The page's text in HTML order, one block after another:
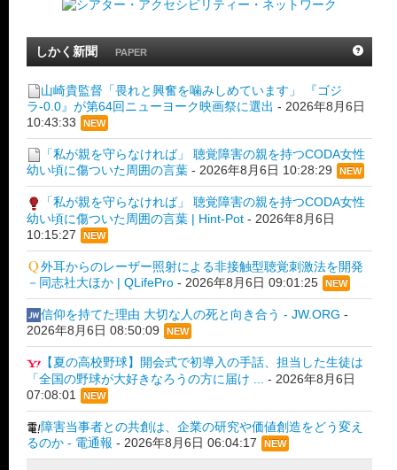
しかく新聞 PAPER
山崎貴監督「畏れと興奮を噛みしめています」 『ゴジ
ラ-0.0』が第64回ニューヨーク映画祭に選出 - 2026年8月6日
10:43:33
NEW
「私が親を守らなければ」 聴覚障害の親を持つCODA女性
幼い頃に傷ついた周囲の言葉 - 2026年8月6日 10:28:29 NEW
「私が親を守らなければ」 聴覚障害の親を持つCODA女性
幼い頃に傷ついた周囲の言葉 | Hint-Pot - 2026年8月6日
10:15:27
NEW
外耳からのレーザー照射による非接触型聴覚刺激法を開発
－同志社大ほか | QLifePro - 2026年8月6日 09:01:25 NEW
信仰を持てた理由 大切な人の死と向き合う - JW.ORG -
2026年8月6日 08:50:09
NEW
【夏の高校野球】開会式で初導入の手話、担当した生徒は
「全国の野球が大好きなろうの方に届け ...
- 2026年8月6日
07:08:01
NEW
障害当事者との共創は、企業の研究や価値創造をどう変え
るのか - 電通報 - 2026年8月6日 06:04:17 NEW